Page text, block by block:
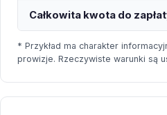
Całkowita kwota do
* Przykład ma charakter
prowizje. Rzeczywiste warunki są